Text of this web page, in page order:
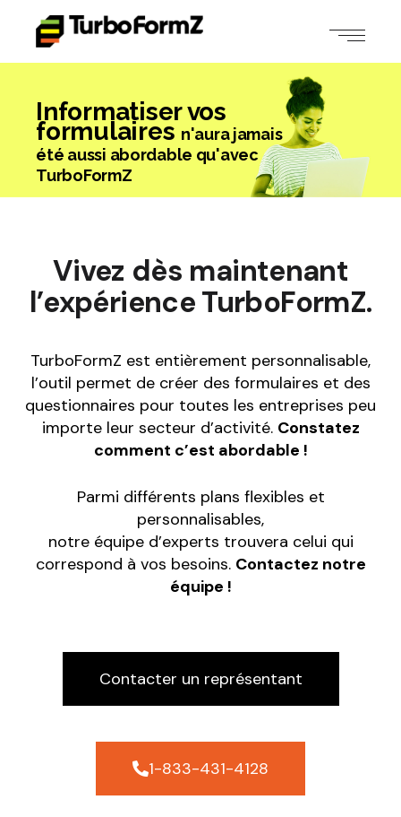
Informatiser vos
formulaires n'aura jamais
été aussi abordable qu'avec
TurboFormZ
Vivez dès maintenant
l’expérience TurboFormZ.
TurboFormZ est entièrement personnalisable,
l’outil permet de créer des formulaires et des
questionnaires pour toutes les entreprises peu
importe leur secteur d’activité. Constatez
comment c’est abordable !
Parmi différents plans flexibles et
personnalisables,
notre équipe d’experts trouvera celui qui
correspond à vos besoins. Contactez notre
équipe !
Contacter un représentant
1-833-431-4128